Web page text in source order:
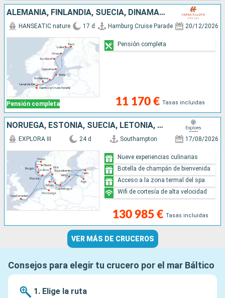
ALEMANIA, FINLANDIA, SUECIA, DINAMARCA
Pensión completa
HANSEATIC nature 17 d Hamburg Cruise Parade 20/12/2026
11 170 € Tasas incluidas
Pensión completa
NORUEGA, ESTONIA, SUECIA, LETONIA, DINAMARCA, ALEMANIA, REINO UNIDO
EXPLORA III 24 d Southampton 17/08/2026
130 985 € Tasas incluidas
Nueve experiencias culinarias
Botella de champán de bienvenida
Acceso a la zona termal del spa
Wifi de cortesía de alta velocidad
VER MÁS DE CRUCEROS
Consejos para elegir tu crucero por el mar Báltico
1. Elige la ruta